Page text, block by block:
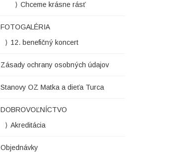
Chceme krásne rásť
FOTOGALÉRIA
12. benefičný koncert
Zásady ochrany osobných údajov
Stanovy OZ Matka a dieťa Turca
DOBROVOĽNÍCTVO
Akreditácia
Objednávky